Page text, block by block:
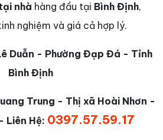
nhà hàng đầu tại Bình Định,
nghiệm và giá cả hợp lý.
Duẫn - Phường Đạp Đá - Tỉnh
Bình Định
Trung - Thị xã Hoài Nhơn -
Liên Hệ: 0397.57.59.17